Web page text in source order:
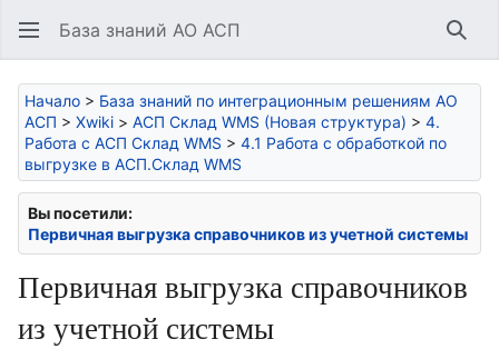
База знаний АО АСП
Начало > База знаний по интеграционным решениям АО
АСП > Xwiki > АСП Склад WMS (Новая структура) > 4.
Работа с АСП Склад WMS > 4.1 Работа с обработкой по
выгрузке в АСП.Склад WMS
Вы посетили:
Первичная выгрузка справочников из учетной системы
Первичная выгрузка справочников
из учетной системы